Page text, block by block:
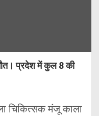
प्रदेश में कुल 8 की
चिकित्सक मंजू काला